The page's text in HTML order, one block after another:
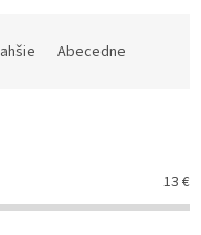
Abecedne
13 €